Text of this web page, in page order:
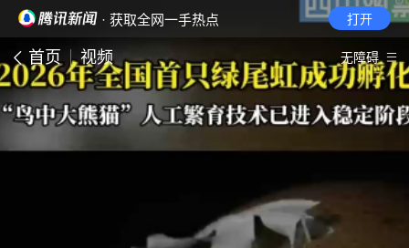
· 获取全网一手热点 打开
首页 视频 无障碍